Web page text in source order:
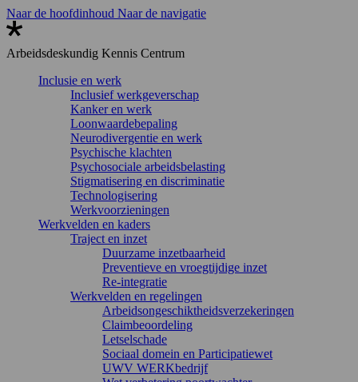
Naar de hoofdinhoud Naar de navigatie
Arbeidsdeskundig Kennis Centrum
Inclusie en werk
Inclusief werkgeverschap
Kanker en werk
Loonwaardebepaling
Neurodivergentie en werk
Psychische klachten
Psychosociale arbeidsbelasting
Stigmatisering en discriminatie
Technologisering
Werkvoorzieningen
Werkvelden en kaders
Traject en inzet
Duurzame inzetbaarheid
Preventieve en vroegtijdige inzet
Re-integratie
Werkvelden en regelingen
Arbeidsongeschiktheidsverzekeringen
Claimbeoordeling
Letselschade
Sociaal domein en Participatiewet
UWV WERKbedrijf